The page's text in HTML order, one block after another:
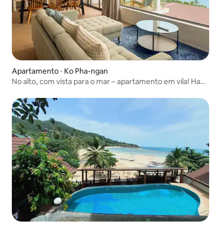
Apartamento ⋅ Ko Pha-ngan
No alto, com vista para o mar – apartamento em vila! Haad